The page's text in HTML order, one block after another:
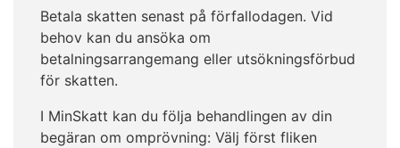
Betala skatten senast på förfallodagen. Vid
behov kan du ansöka om
betalningsarrangemang eller utsökningsförbud
för skatten.
I MinSkatt kan du följa behandlingen av din
begäran om omprövning: Välj först fliken